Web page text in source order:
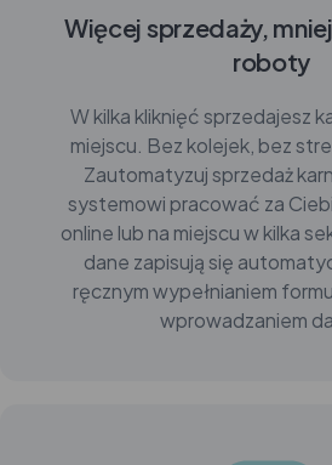
Więcej sprzedaży,
roboty
W kilka kliknięć sprzedajesz
miejscu. Bez kolejek, bez
Zautomatyzuj sprzedaż
systemowi pracować za
online lub na miejscu w kilka
dane zapisują się
ręcznym wypełnianiem
wprowadzaniem